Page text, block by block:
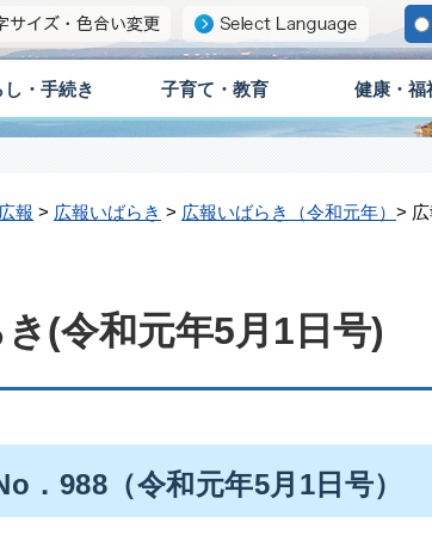
し・手続き 子育て・教育 健康・福
広報 > 広報いばらき > 広報いばらき（令和元年） >
(令和元年5月1日号)
．988（令和元年5月1日号）